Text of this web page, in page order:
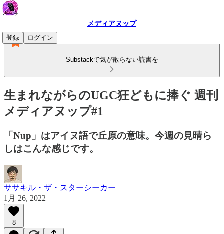
メディアヌップ
登録
ログイン
Substackで気が散らない読書を
生まれながらのUGC狂どもに捧ぐ 週刊
メディアヌップ#1
「Nup」はアイヌ語で丘原の意味。今週の見晴ら
しはこんな感じです。
ササキル・ザ・スターシーカー
1月 26, 2022
8